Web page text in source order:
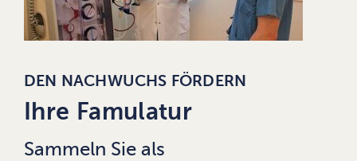
DEN NACHWUCHS FÖRDERN
Ihre Famulatur
Sammeln Sie als